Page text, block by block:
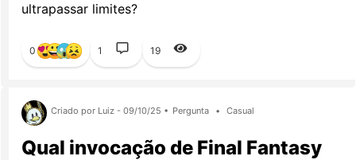
ultrapassar limites?
0 1 19
Criado por Luiz - 09/10/25 • Pergunta • Casual
Qual invocação de Final Fantasy